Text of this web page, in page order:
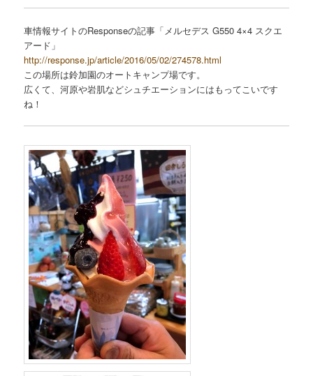
車情報サイトのResponseの記事「メルセデス G550 4×4 スクエ
アード」
http://response.jp/article/2016/05/02/274578.html
この場所は鈴加園のオートキャンプ場です。
広くて、河原や岩肌などシュチエーションにはもってこいです
ね！